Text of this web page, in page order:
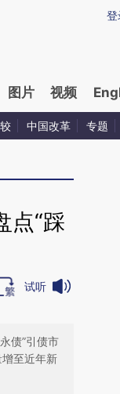
炼总结而成，可能与
登
图片 视频
中国改革 专题
点“踩
试听
债”引债市
至近年新